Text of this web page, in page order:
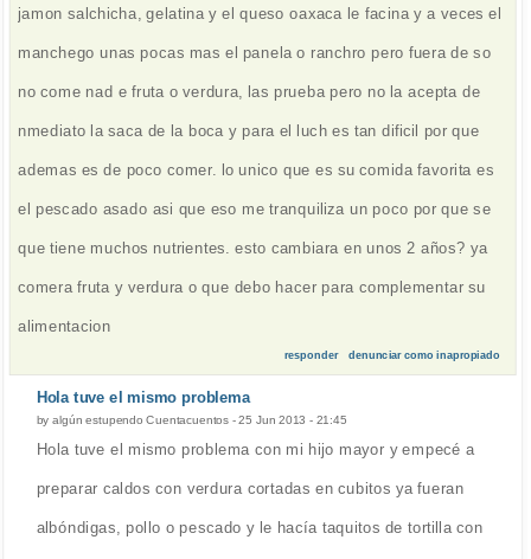
jamon salchicha, gelatina y el queso oaxaca le facina y a veces el
manchego unas pocas mas el panela o ranchro pero fuera de so
no come nad e fruta o verdura, las prueba pero no la acepta de
nmediato la saca de la boca y para el luch es tan dificil por que
ademas es de poco comer. lo unico que es su comida favorita es
el pescado asado asi que eso me tranquiliza un poco por que se
que tiene muchos nutrientes. esto cambiara en unos 2 años? ya
comera fruta y verdura o que debo hacer para complementar su
alimentacion
responder denunciar como inapropiado
Hola tuve el mismo problema
byalgún estupendo Cuentacuentos -25 Jun 2013 - 21:45
Hola tuve el mismo problema con mi hijo mayor y empecé a
preparar caldos con verdura cortadas en cubitos ya fueran
albóndigas, pollo o pescado y le hacía taquitos de tortilla con